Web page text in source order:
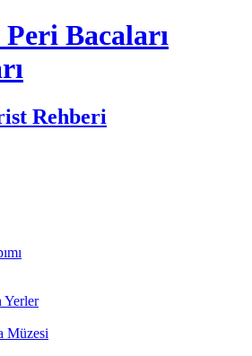
Bacaları
Rehberi
Yerler
Müzesi